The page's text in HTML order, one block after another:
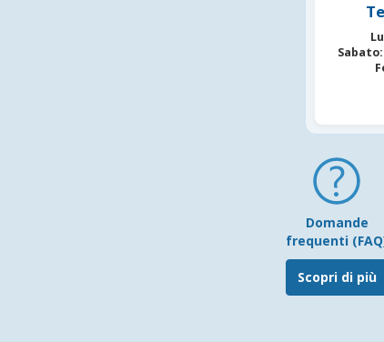
Sabato:
Domande
frequenti
Scopri di più